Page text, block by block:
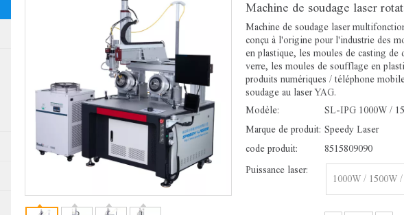
MACHINE À SOUDER AU LASER
MACHINE DE NETTOYAGE AU LASER
MACHINE DE COUPE AU LASER FIBRE
PIÈCES DE RECHANGE LASER
Machine de soudage laser
Machine de soudage laser
conçu à l'origine pour l'industrie des
en plastique, les moules de casting
verre, les moules de soufflage en
produits numériques / téléphone
soudage au laser YAG.
Modèle:
SL-IPG 1000W /
Marque de produit: Speedy Laser
code produit:
8515809090
Puissance laser:
1000W / 1500W